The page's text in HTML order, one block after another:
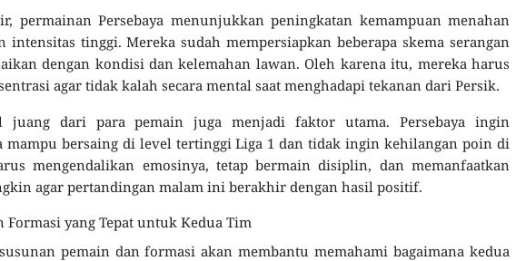
permainan Persebaya menunjukkan peningkatan kemampuan menahan
intensitas tinggi. Mereka sudah mempersiapkan beberapa skema serangan
dengan kondisi dan kelemahan lawan. Oleh karena itu, mereka harus
agar tidak kalah secara mental saat menghadapi tekanan dari Persik.
juang dari para pemain juga menjadi faktor utama. Persebaya ingin
mampu bersaing di level tertinggi Liga 1 dan tidak ingin kehilangan poin di
mengendalikan emosinya, tetap bermain disiplin, dan memanfaatkan
agar pertandingan malam ini berakhir dengan hasil positif.
Formasi yang Tepat untuk Kedua Tim
pemain dan formasi akan membantu memahami bagaimana kedua